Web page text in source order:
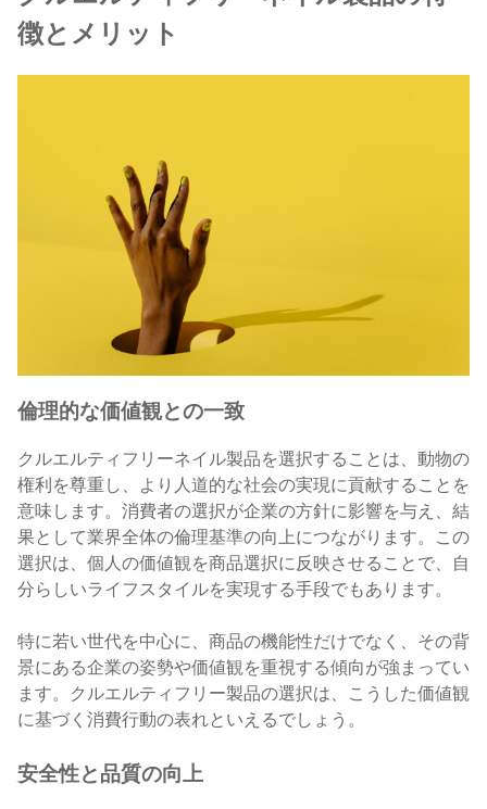
徴と メリット
倫理的な価値観との一致
クルエルティフリーネイル製品を選択することは、動物の
権利を尊重し、より人道的な社会の実現に貢献することを
意味します。消費者の選択が企業の方針に影響を与え、結
果として業界全体の倫理基準の向上につながります。この
選択は、個人の価値観を商品選択に反映させることで、自
分らしいライフスタイルを実現する手段でもあります。
特に若い世代を中心に、商品の機能性だけでなく、その背
景にある企業の姿勢や価値観を重視する傾向が強まってい
ます。クルエルティフリー製品の選択は、こうした価値観
に基づく消費行動の表れといえるでしょう。
安全性と品質の向上